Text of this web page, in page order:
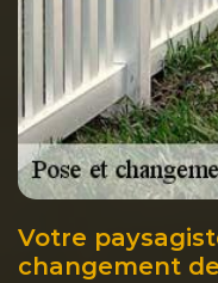
Votre
changement